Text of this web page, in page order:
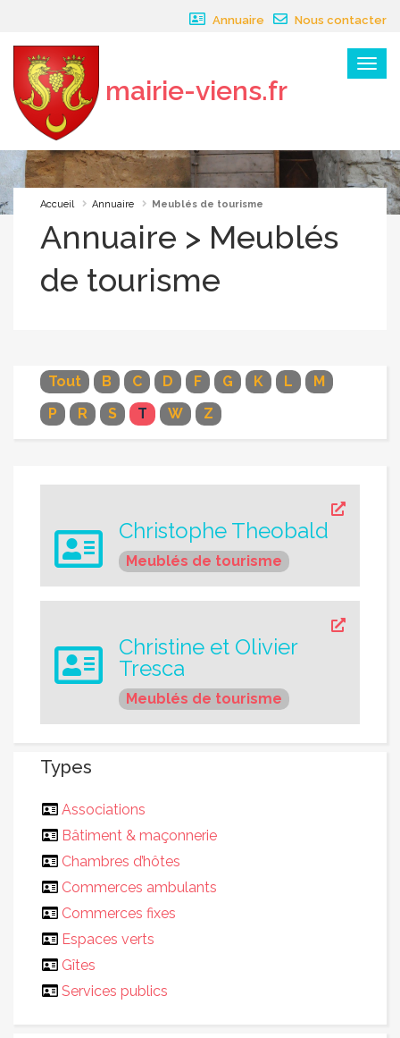
Annuaire Nous contacter
Menu
mairie-viens.fr
×
Accueil Annuaire Meublés de tourisme
Annuaire > Meublés
de tourisme
Tout B C D F G K L
M
P
R S T W Z
Christophe Theobald
Meublés de tourisme
Christine et Olivier
Tresca
Meublés de tourisme
Types
Associations
Bâtiment & maçonnerie
Chambres d’hôtes
Commerces ambulants
Commerces fixes
Espaces verts
Gîtes
Services publics
Panneau de gestion des cookies